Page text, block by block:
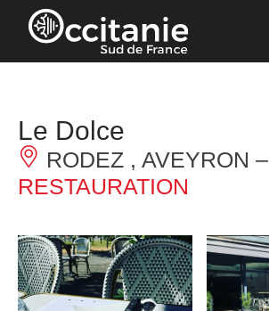
Panneau de gestion des cookies
Le Dolce
RODEZ , AVEYRON –
RESTAURATION